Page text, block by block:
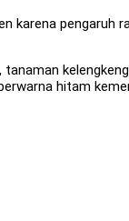
karena
hitam